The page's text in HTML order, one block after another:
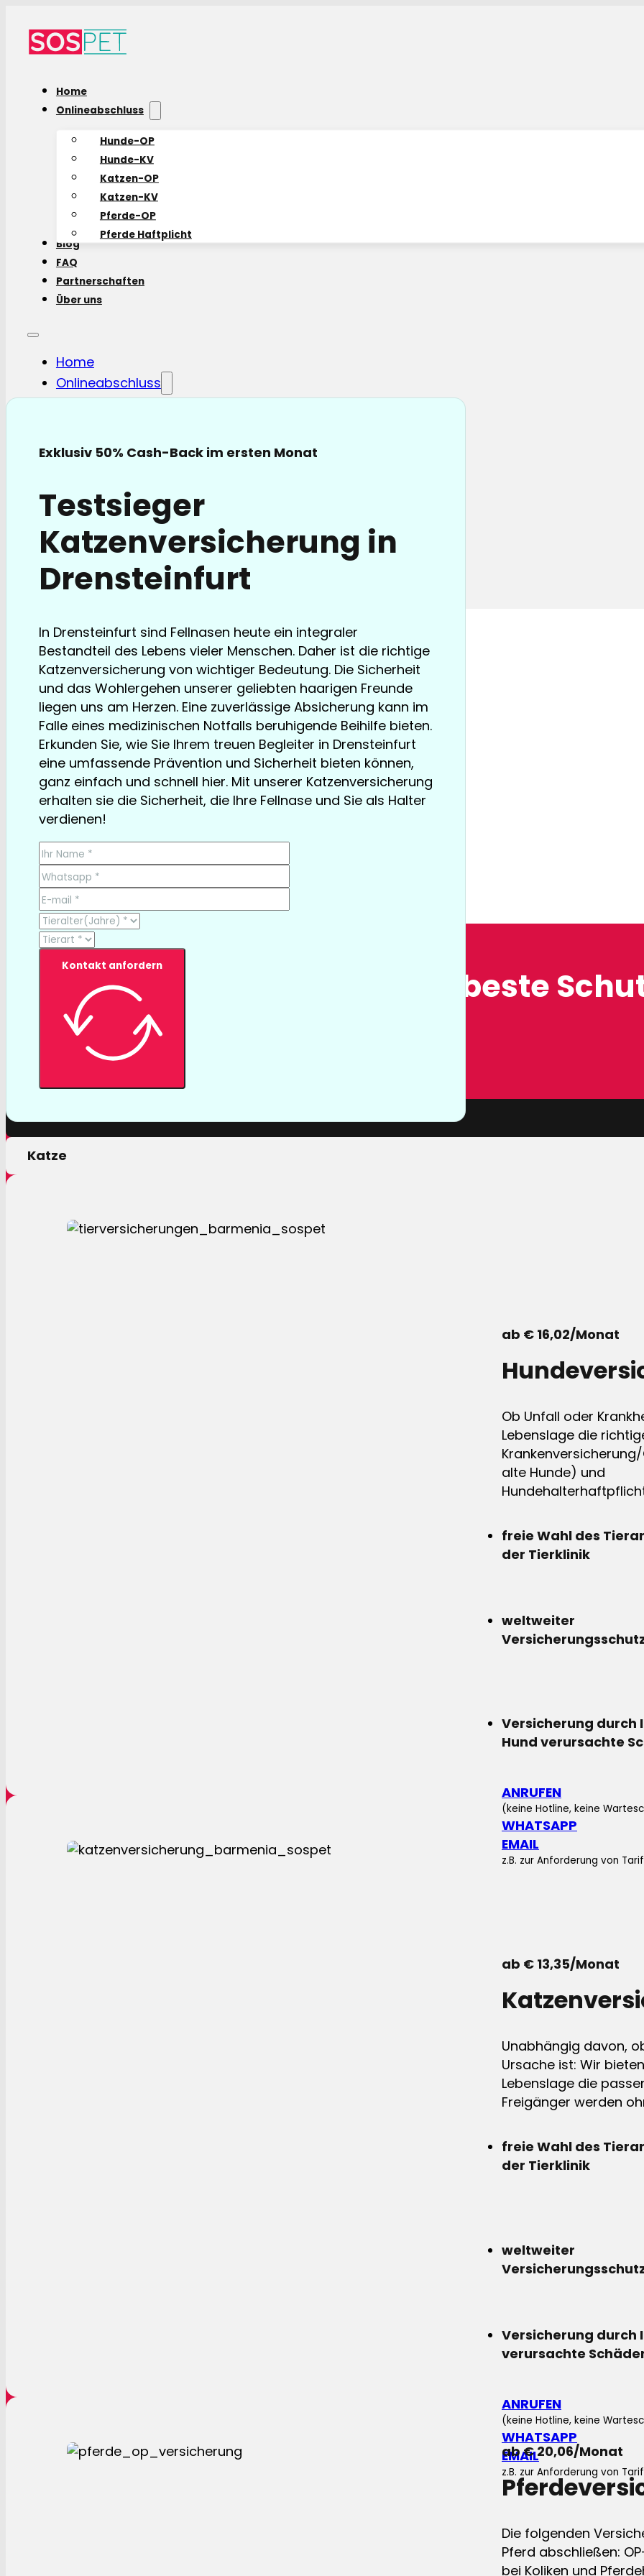
Home
Onlineabschluss
Hunde-OP
Hunde-KV
Katzen-OP
Katzen-KV
Pferde-OP
Pferde Haftplicht
Blog
FAQ
Partnerschaften
Über uns
Home
Onlineabschluss
Hunde-OP
Katzen-KV
Pferde Haftplicht
Blog
FAQ
Partnerschaften
Über uns
Exklusiv 50% Cash-Back im ersten Monat
Testsieger
Katzenversicherung in
Drensteinfurt
In Drensteinfurt sind Fellnasen heute ein integraler
Bestandteil des Lebens vieler Menschen. Daher ist die richtige
Katzenversicherung von wichtiger Bedeutung. Die Sicherheit
und das Wohlergehen unserer geliebten haarigen Freunde
liegen uns am Herzen. Eine zuverlässige Absicherung kann im
Falle eines medizinischen Notfalls beruhigende Beihilfe bieten.
Erkunden Sie, wie Sie Ihrem treuen Begleiter in Drensteinfurt
eine umfassende Prävention und Sicherheit bieten können,
ganz einfach und schnell hier. Mit unserer Katzenversicherung
erhalten sie die Sicherheit, die Ihre Fellnase und Sie als Halter
verdienen!
Kontakt anfordern
TESTSIEGER bereits ab € 13,35/Monat
Tierversicherung, der beste
Mit einer Tierversicherung der Barmenia profitieren sie nicht
nur von erstklassigen Leistungen, sondern auch von unserer
Hund
Katze
ab € 16,02/Monat
Ob Unfall oder
Lebenslage die
alte Hunde) und
freie Wahl des
der Tierklinik
weltweiter
Versicherung durch
Hund verursachte
ANRUFEN
(keine Hotline, keine
WHATSAPP
EMAIL
z.B. zur Anforderung von
ab € 13,35/Monat
Unabhängig davon,
Ursache ist: Wir
Lebenslage die
Freigänger werden
freie Wahl des
der Tierklinik
weltweiter
Versicherung durch
verursachte
ANRUFEN
(keine Hotline, keine
WHATSAPP
EMAIL
z.B. zur Anforderung von
ab € 20,06/Monat
Die folgenden
Pferd abschließen:
bei Koliken und